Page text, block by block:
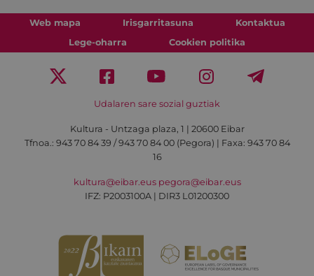
Web mapa Irisgarritasuna
Kontaktua
Lege-oharra
Cookien politika
Udalaren sare sozial guztiak
Kultura - Untzaga plaza, 1 | 20600 Eibar
Tfnoa.: 943 70 84 39 / 943 70 84 00 (Pegora) | Faxa: 943 70 84
16
kultura@eibar.eus pegora@eibar.eus
IFZ: P2003100A | DIR3 L01200300